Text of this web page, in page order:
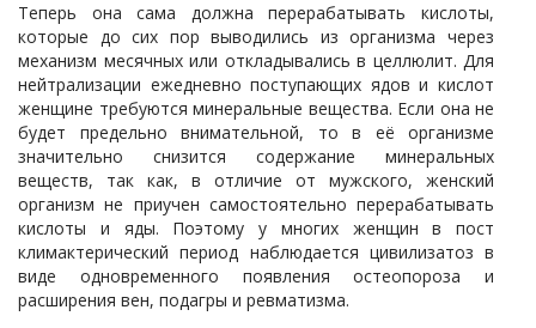
Теперь она сама должна перерабатывать кислоты,
которые до сих пор выводились из организма через
механизм месячных или откладывались в целлюлит. Для
нейтрализации ежедневно поступающих ядов и кислот
женщине требуются минеральные вещества. Если она не
будет предельно внимательной, то в её организме
значительно снизится содержание минеральных
веществ, так как, в отличие от мужского, женский
организм не приучен самостоятельно перерабатывать
кислоты и яды. Поэтому у многих женщин в пост
климактерический период наблюдается цивилизатоз в
виде одновременного появления остеопороза и
расширения вен, подагры и ревматизма.